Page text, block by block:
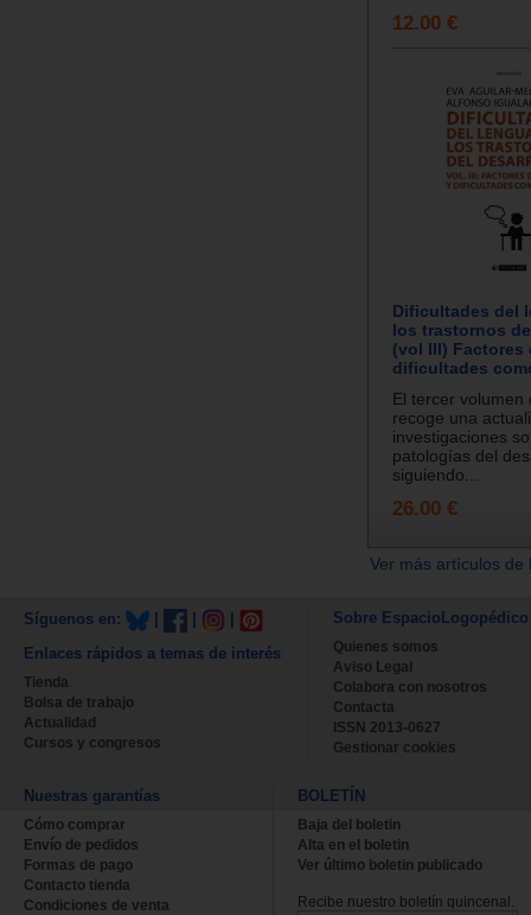
12.00 €
Dificultades del
los trastornos
(vol III) Factores
dificultades
El tercer volumen
recoge una
investigaciones
patologías del
siguiendo...
26.00 €
Ver más artículos
Síguenos en:
Enlaces rápidos a temas de interés
Tienda
Bolsa de trabajo
Actualidad
Cursos y congresos
Sobre EspacioLogopédico
Quienes somos
Aviso Legal
Colabora con nosotros
Contacta
ISSN 2013-0627
Gestionar cookies
Nuestras garantías
Cómo comprar
Envío de pedidos
Formas de pago
Contacto tienda
Condiciones de venta
BOLETÍN
Baja del boletin
Alta en el boletin
Ver último boletin publicado
Recibe nuestro boletín quincenal.